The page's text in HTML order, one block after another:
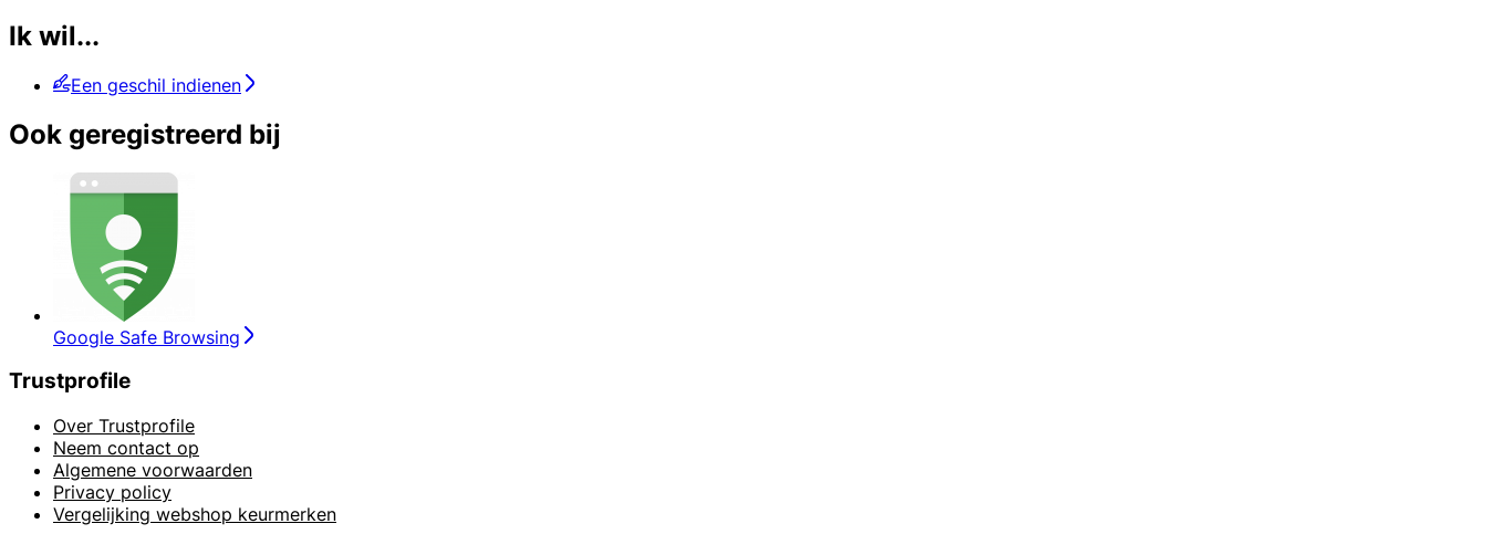
Ik wil...
Een geschil indienen
Ook geregistreerd bij
Google Safe Browsing
Trustprofile
Over Trustprofile
Neem contact op
Algemene voorwaarden
Privacy policy
Vergelijking webshop keurmerken